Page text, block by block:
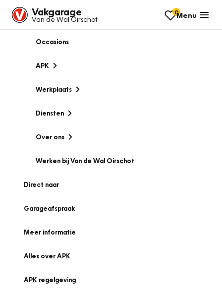
Vakgarage
Van de Wal Oirschot
0Menu
Occasions
APK
Werkplaats
Diensten
Over ons
Werken bij Van de Wal Oirschot
Direct naar
Garageafspraak
Meer informatie
Alles over APK
APK regelgeving